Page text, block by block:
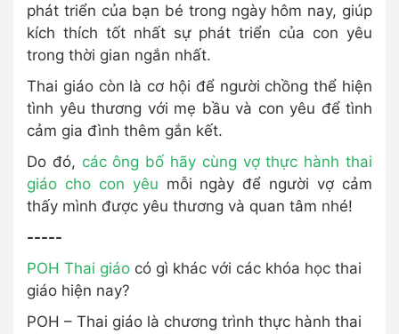
phát triển của bạn bé trong ngày hôm nay, giúp
kích thích tốt nhất sự phát triển của con yêu
trong thời gian ngắn nhất.
Thai giáo còn là cơ hội để người chồng thể hiện
tình yêu thương với mẹ bầu và con yêu để tình
cảm gia đình thêm gắn kết.
Do đó, các ông bố hãy cùng vợ thực hành thai
giáo cho con yêu mỗi ngày để người vợ cảm
thấy mình được yêu thương và quan tâm nhé!
-----
POH Thai giáo có gì khác với các khóa học thai
giáo hiện nay?
POH – Thai giáo là chương trình thực hành thai